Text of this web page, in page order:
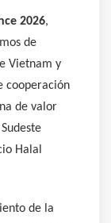
2026,
de
Vietnam y
cooperación
de valor
Halal
de la